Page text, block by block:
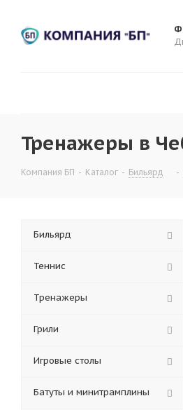
Тренажеры в
Компания БП - Каталог - Бильярд -
Бильярд
Теннис
Тренажеры
Грили
Игровые столы
Батуты и минитрамплины